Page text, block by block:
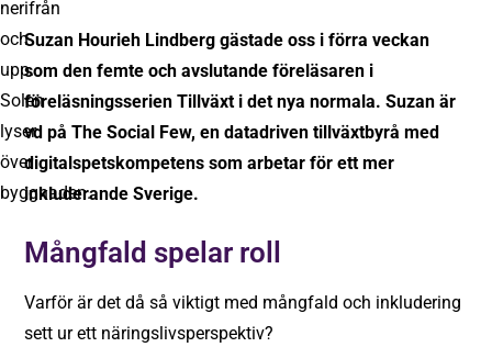
Suzan Hourieh Lindberg gästade oss i förra veckan
som den femte och avslutande föreläsaren i
föreläsningsserien Tillväxt i det nya normala. Suzan är
vd på The Social Few, en datadriven tillväxtbyrå med
digitalspetskompetens som arbetar för ett mer
inkluderande Sverige.
Mångfald spelar roll
Varför är det då så viktigt med mångfald och inkludering
sett ur ett näringslivsperspektiv?